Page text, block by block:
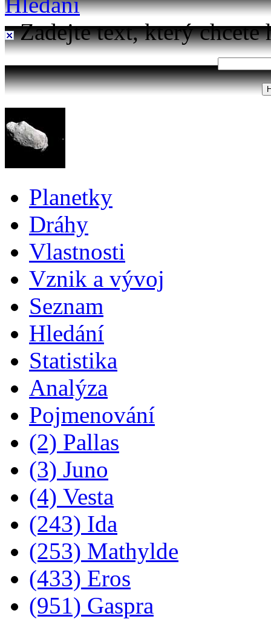
Zadejte text, který chcete
Planetky
Dráhy
Vlastnosti
Vznik a vývoj
Seznam
Hledání
Statistika
Analýza
Pojmenování
(2) Pallas
(3) Juno
(4) Vesta
(243) Ida
(253) Mathylde
(433) Eros
(951) Gaspra